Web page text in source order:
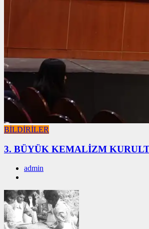
BİLDİRİLER
3. BÜYÜK KEMALİZM
admin